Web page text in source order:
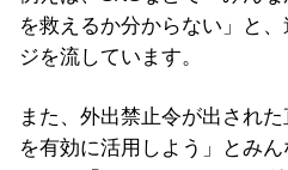
を救えるか分からない」と
ジを流しています。
また、外出禁止令が出され
を有効に活用しよう」とみ